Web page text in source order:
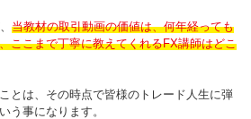
当教材の取引動画の価値は、何年経っても
ここまで丁寧に教えてくれるFX講師はどこ
とは、その時点で皆様のトレード人生に弾
う事になります。